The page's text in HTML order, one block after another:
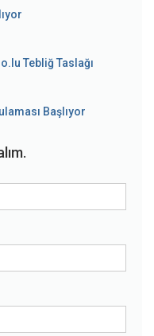
Tebliğ Taslağı
Başlıyor